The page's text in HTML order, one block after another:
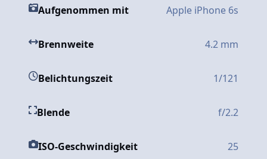
Aufgenommen mit Apple iPhone 6s
Brennweite 4.2 mm
Belichtungszeit 1/121
Blende f/2.2
ISO-Geschwindigkeit 25